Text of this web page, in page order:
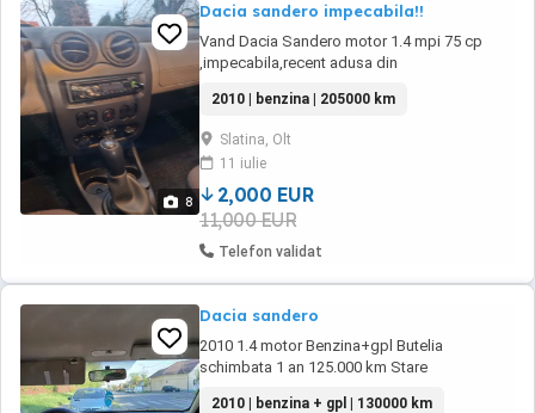
8
Dacia sandero impecabila!!
Vand Dacia Sandero motor 1.4 mpi 75 cp
,impecabila,recent adusa din
2010 | benzina | 205000 km
Slatina, Olt
11 iulie
2,000 EUR
11,000 EUR
Telefon validat
Dacia sandero
2010 1.4 motor Benzina+gpl Butelia
schimbata 1 an 125.000 km Stare
2010 | benzina + gpl | 130000 km